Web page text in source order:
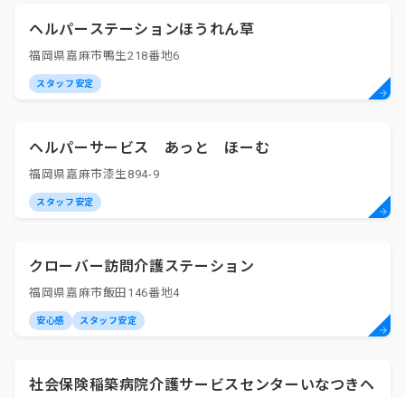
ヘルパーステーションほうれん草
福岡県嘉麻市鴨生218番地6
スタッフ安定
ヘルパーサービス あっと ほーむ
福岡県嘉麻市漆生894-9
スタッフ安定
クローバー訪問介護ステーション
福岡県嘉麻市飯田146番地4
安心感 スタッフ安定
社会保険稲築病院介護サービスセンターいなつきヘ